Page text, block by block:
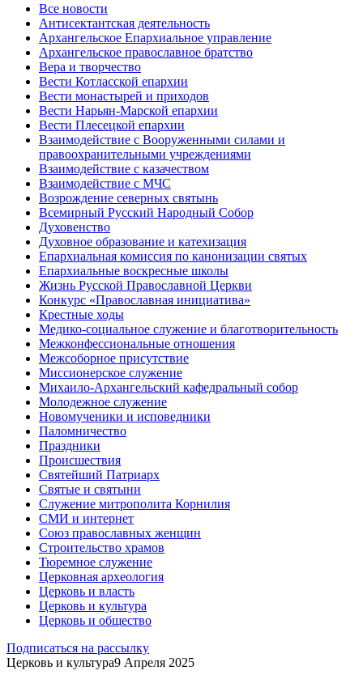
Все новости
Антисектантская деятельность
Архангельское Епархиальное управление
Архангельское православное братство
Вера и творчество
Вести Котласской епархии
Вести монастырей и приходов
Вести Нарьян-Марской епархии
Вести Плесецкой епархии
Взаимодействие с Вооруженными силами и
правоохранительными учреждениями
Взаимодействие с казачеством
Взаимодействие с МЧС
Возрождение северных святынь
Всемирный Русский Народный Собор
Духовенство
Духовное образование и катехизация
Епархиальная комиссия по канонизации святых
Епархиальные воскресные школы
Жизнь Русской Православной Церкви
Конкурс «Православная инициатива»
Крестные ходы
Медико-социальное служение и благотворительность
Межконфессиональные отношения
Межсоборное присутствие
Миссионерское служение
Михаило-Архангельский кафедральный собор
Молодежное служение
Новомученики и исповедники
Паломничество
Праздники
Происшествия
Святейший Патриарх
Святые и святыни
Служение митрополита Корнилия
СМИ и интернет
Союз православных женщин
Строительство храмов
Тюремное служение
Церковная археология
Церковь и власть
Церковь и культура
Церковь и общество
Подписаться на рассылку
Церковь и культура9 Апреля 2025